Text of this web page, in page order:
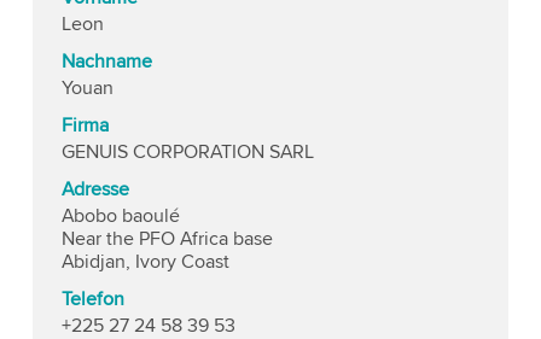
Leon
Nachname
Youan
Firma
GENUIS CORPORATION SARL
Adresse
Abobo baoulé
Near the PFO Africa base
Abidjan, Ivory Coast
Telefon
+225 27 24 58 39 53